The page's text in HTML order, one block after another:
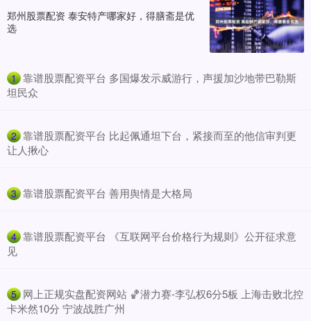
郑州股票配资 泰安特产哪家好，得膳斋是优
选
1 ​靠谱股票配资平台 多国爆发示威游行，声援加沙地带巴勒斯
坦民众
2 ​靠谱股票配资平台 比起佩通坦下台，紧接而至的他信审判更
让人揪心
3 ​靠谱股票配资平台 善用舆情是大格局
4 ​靠谱股票配资平台 《互联网平台价格行为规则》公开征求意
见
5 ​网上正规实盘配资网站 🏀潜力赛-李弘权6分5板 上海击败北控
卡米然10分 宁波战胜广州